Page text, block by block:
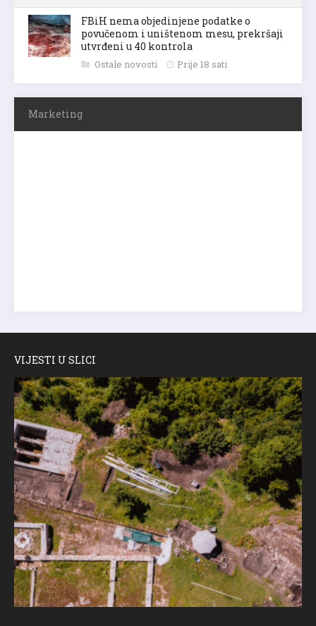
FBiH nema objedinjene podatke o
povučenom i uništenom mesu, prekršaji
utvrđeni u 40 kontrola
Ostale novosti Prije 18 sati
Marketing
VIJESTI U SLICI